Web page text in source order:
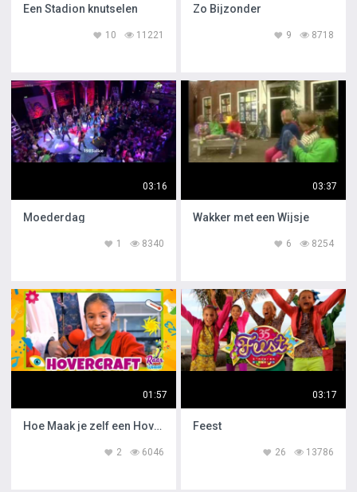
Een Stadion knutselen
11221
10
Zo Bijzonder
8718
9
03:16
Moederdag
8340
1
03:37
Wakker met een Wijsje
8254
6
01:57
Hoe Maak je zelf een Hovercraft
6046
2
03:17
Feest
13786
26